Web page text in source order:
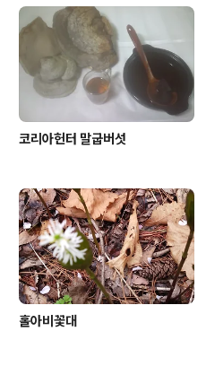
코리아헌터 말굽버섯
홀아비꽃대